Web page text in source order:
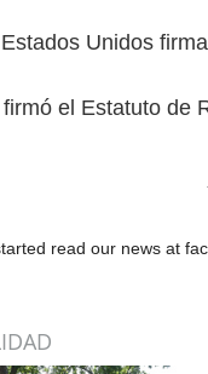
Unidos
el Estatuto de
read our news at